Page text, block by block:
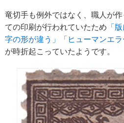
竜切手も例外ではなく、職人が
ての印刷が行われていたため 「
字の形が違う」「ヒューマンエラ
が時折起こっていたようです。